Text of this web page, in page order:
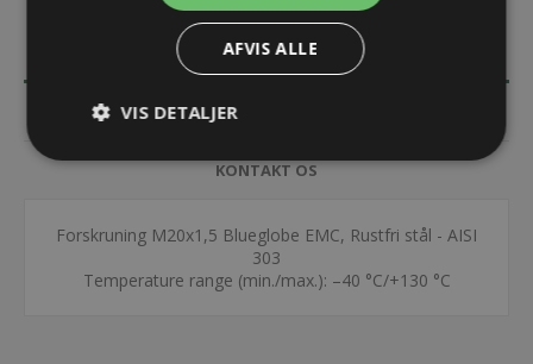
BESKRIVELSE
SPECIFIKATIONER
KONTAKT OS
Forskruning M20x1,5 Blueglobe EMC, Rustfri stål - AISI
303
Temperature range (min./max.): –40 °C/+130 °C
AFVIS ALLE
VIS DETALJER